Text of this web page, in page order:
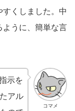
くしました。中
ように、簡単な言
コマメ
示を
アル